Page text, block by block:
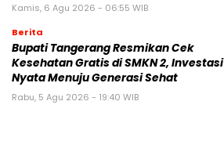
Kamis, 6 Agu 2026 - 06:55 WIB
Berita
‎Bupati Tangerang Resmikan Cek
Kesehatan Gratis di SMKN 2, Investasi
Nyata Menuju Generasi Sehat
Rabu, 5 Agu 2026 - 19:40 WIB